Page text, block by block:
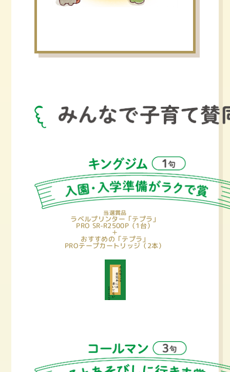
当選賞品
ラベルプリンター「テプラ」
PRO SR-R2500P（1台）
＋
おすすめの「テプラ」
PROテープカートリッジ（2本）